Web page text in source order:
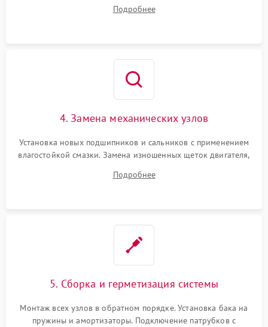
Восстановление целостности проводки и контактов.
Подробнее
4. Замена механических узлов
Установка новых подшипников и сальников с применением
влагостойкой смазки. Замена изношенных щеток двигателя,
или поврежденной резиновой манжеты.
Подробнее
5. Сборка и герметизация системы
Монтаж всех узлов в обратном порядке. Установка бака на
пружины и амортизаторы. Подключение патрубков с